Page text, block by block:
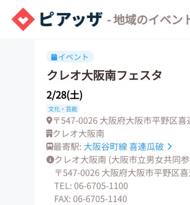
- 地域のイベン
イベント
クレオ大阪南フェスタ
2/28(土)
文化・芸能
〒547-0026 大阪府大阪市平野区喜
クレオ大阪南
最寄駅: 大阪谷町線喜連瓜破
クレオ大阪南 (大阪市立男女共同
〒547-0026 大阪府大阪市平野区
TEL: 06-6705-1100
FAX: 06-6705-1140